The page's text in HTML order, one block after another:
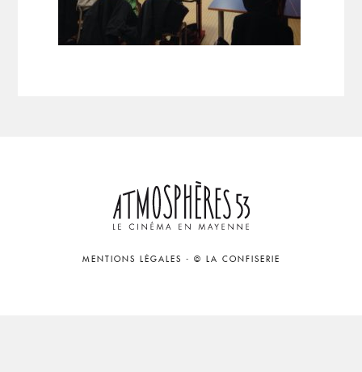
MENTIONS LÉGALES - © LA CONFISERIE